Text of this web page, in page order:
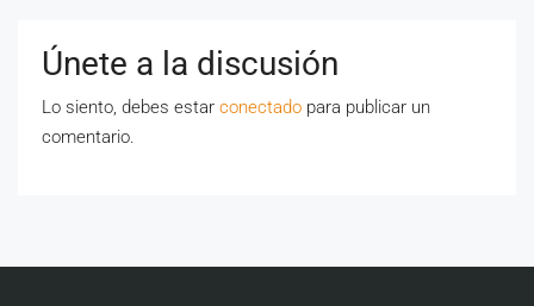
Únete a la discusión
Lo siento, debes estar conectado para publicar un
comentario.